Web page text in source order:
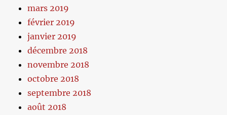
mars 2019
février 2019
janvier 2019
décembre 2018
novembre 2018
octobre 2018
septembre 2018
août 2018